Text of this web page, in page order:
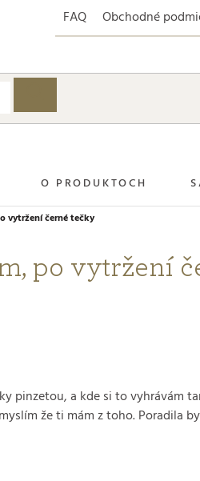
FAQ Obchodné
O PRODUKTOCH
vytržení černé tečky
po vytržení
pinzetou, a kde si to
že ti mám z toho. Poradila